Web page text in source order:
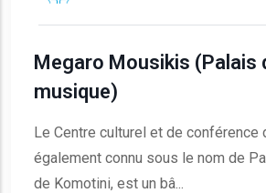
Megaro Mousikis (Palais
musique)
Le Centre culturel et de conférence
également connu sous le nom de
de Komotini, est un bâ...